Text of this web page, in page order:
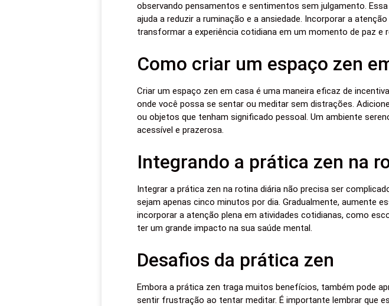
observando pensamentos e sentimentos sem julgamento.
ajuda a reduzir a ruminação e a ansiedade. Incorporar a
transformar a experiência cotidiana em um momento de paz e
Como criar um espaço zen
Criar um espaço zen em casa é uma maneira eficaz de
onde você possa se sentar ou meditar sem distrações.
ou objetos que tenham significado pessoal. Um ambiente
acessível e prazerosa.
Integrando a prática zen na
Integrar a prática zen na rotina diária não precisa ser
sejam apenas cinco minutos por dia. Gradualmente, aumente
incorporar a atenção plena em atividades cotidianas, como
ter um grande impacto na sua saúde mental.
Desafios da prática zen
Embora a prática zen traga muitos benefícios, também pode
sentir frustração ao tentar meditar. É importante lembrar que